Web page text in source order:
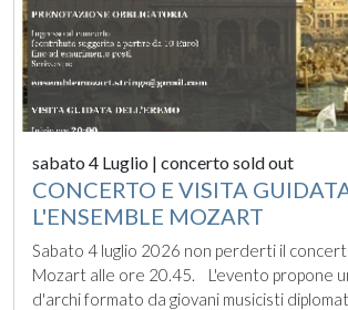
sabato 4 Luglio | concerto sold out
CONCERTO E VISITA
L'ENSEMBLE MOZART
Sabato 4 luglio 2026 non perderti il
Mozart alle ore 20.45. L'evento propone
d'archi formato da giovani musicisti